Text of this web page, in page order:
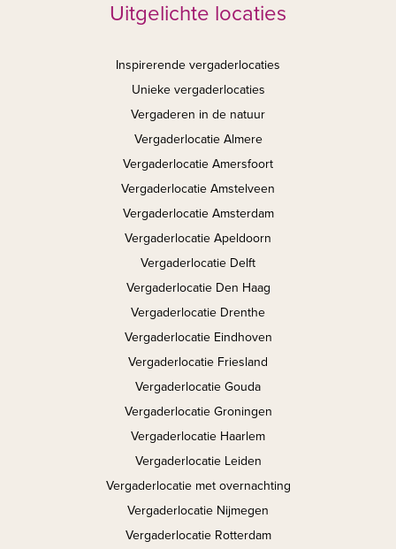
Uitgelichte locaties
Inspirerende vergaderlocaties
Unieke vergaderlocaties
Vergaderen in de natuur
Vergaderlocatie Almere
Vergaderlocatie Amersfoort
Vergaderlocatie Amstelveen
Vergaderlocatie Amsterdam
Vergaderlocatie Apeldoorn
Vergaderlocatie Delft
Vergaderlocatie Den Haag
Vergaderlocatie Drenthe
Vergaderlocatie Eindhoven
Vergaderlocatie Friesland
Vergaderlocatie Gouda
Vergaderlocatie Groningen
Vergaderlocatie Haarlem
Vergaderlocatie Leiden
Vergaderlocatie met overnachting
Vergaderlocatie Nijmegen
Vergaderlocatie Rotterdam